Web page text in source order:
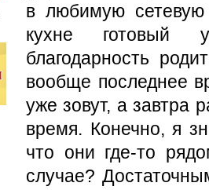
в любимую сетевую
кухне готовый
благодарность
вообще последнее
уже зовут, а завтра
время. Конечно, я
что они где-то
случае?